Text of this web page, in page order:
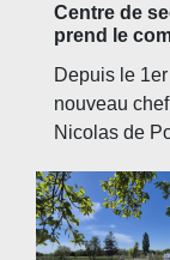
Centre de
prend le
Depuis le
nouveau
Nicolas de